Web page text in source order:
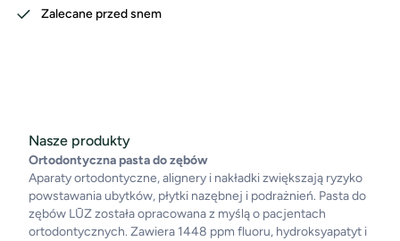
Zalecane przed snem
Nasze produkty
Ortodontyczna pasta do zębów
Aparatyortodontyczne, alignery i nakładki zwiększają ryzyko
powstawania ubytków, płytki nazębnej i podrażnień. Pasta do
zębów LŪZ została opracowana z myślą o pacjentach
ortodontycznych. Zawiera 1448 ppm fluoru, hydroksyapatyt i